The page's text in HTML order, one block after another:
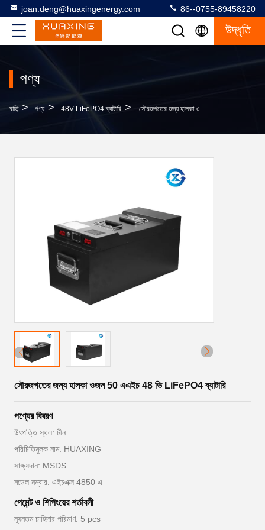
joan.deng@huaxingenergy.com 86--0755-89458220
উদ্ধৃতি
পণ্য
বাড়ি > পণ্য > 48V LiFePO4 ব্যাটারি > সৌরজগতের জন্য হালকা ওজন 50 এএইচ 48 ভি LiFePO4 ব্যাটারি
সৌরজগতের জন্য হালকা ওজন 50 এএইচ 48 ভি LiFePO4 ব্যাটারি
পণ্যের বিবরণ
উৎপত্তি স্থল: চীন
পরিচিতিমুলক নাম: HUAXING
সাক্ষ্যদান: MSDS
মডেল নম্বার: এইচএক্স 4850 এ
পেমেন্ট ও শিপিংয়ের শর্তাবলী
ন্যূনতম চাহিদার পরিমাণ: 5 pcs